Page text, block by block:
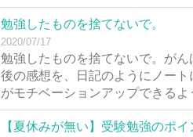
勉強したものを捨てないで。
2020/07/17
勉強したものを捨てないで。が
後の感想を、日記のようにノー
がモチベーションアップできるよ
【夏休みが無い】受験勉強のポイ